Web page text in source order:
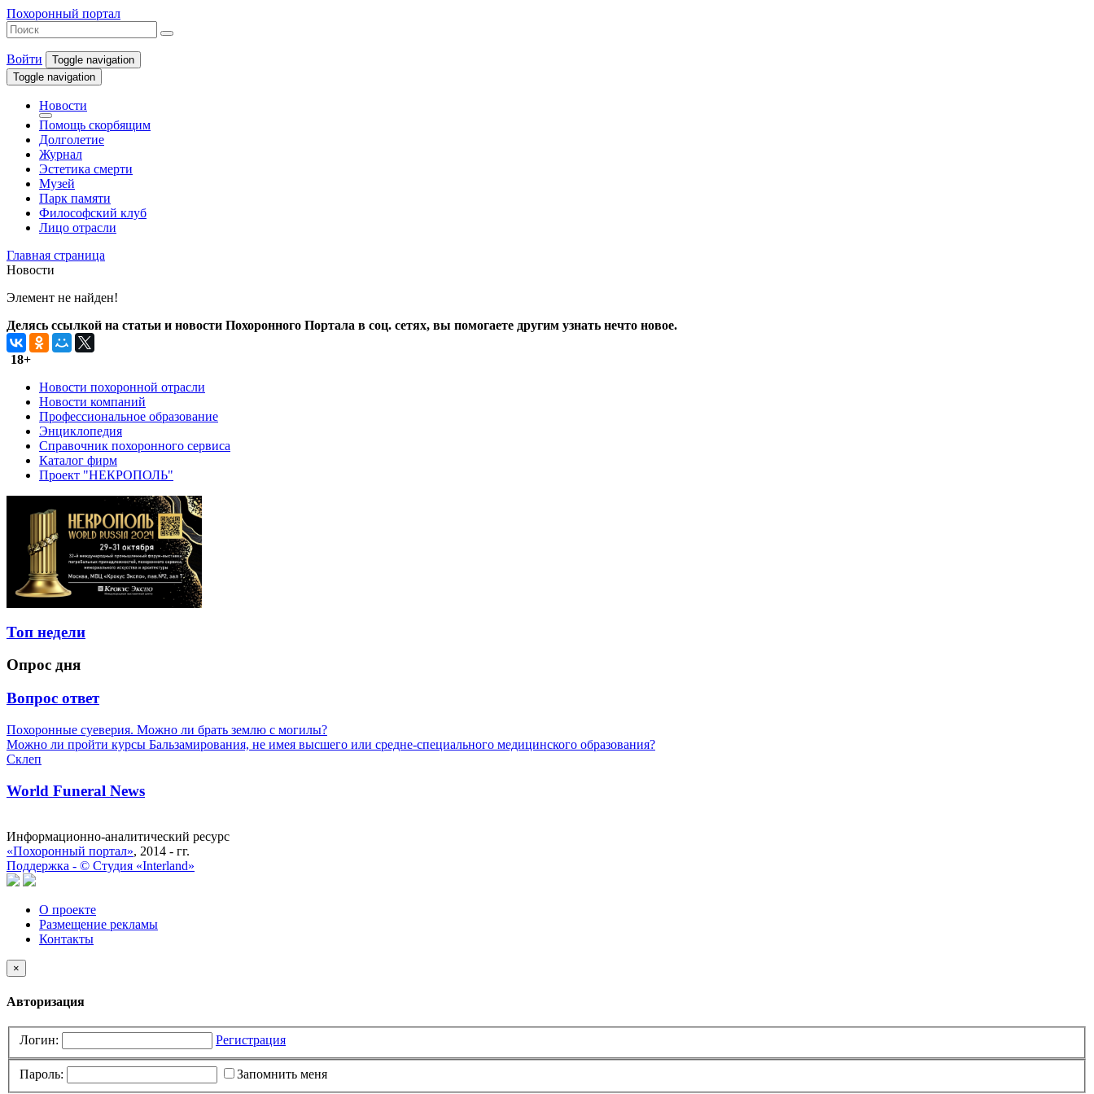
Похоронный портал
Войти
Toggle navigation
Toggle navigation
Новости
Помощь скорбящим
Долголетие
Журнал
Эстетика смерти
Музей
Парк памяти
Философский клуб
Лицо отрасли
Главная страница
Новости
Элемент не найден!
Делясь ссылкой на статьи и новости Похоронного Портала в соц. сетях, вы помогаете другим узнать нечто новое.
18+
Новости похоронной отрасли
Новости компаний
Профессиональное образование
Энциклопедия
Справочник похоронного сервиса
Каталог фирм
Проект "НЕКРОПОЛЬ"
Топ недели
Опрос дня
Вопрос ответ
Похоронные суеверия. Можно ли брать землю с могилы?
Можно ли пройти курсы Бальзамирования, не имея высшего или средне-специального медицинского образования?
Склеп
World Funeral News
Информационно-аналитический ресурс
«Похоронный портал», 2014 - гг.
Поддержка - © Cтудия «Interland»
О проекте
Размещение рекламы
Контакты
×
Авторизация
Логин: Регистрация
Пароль:
Запомнить меня